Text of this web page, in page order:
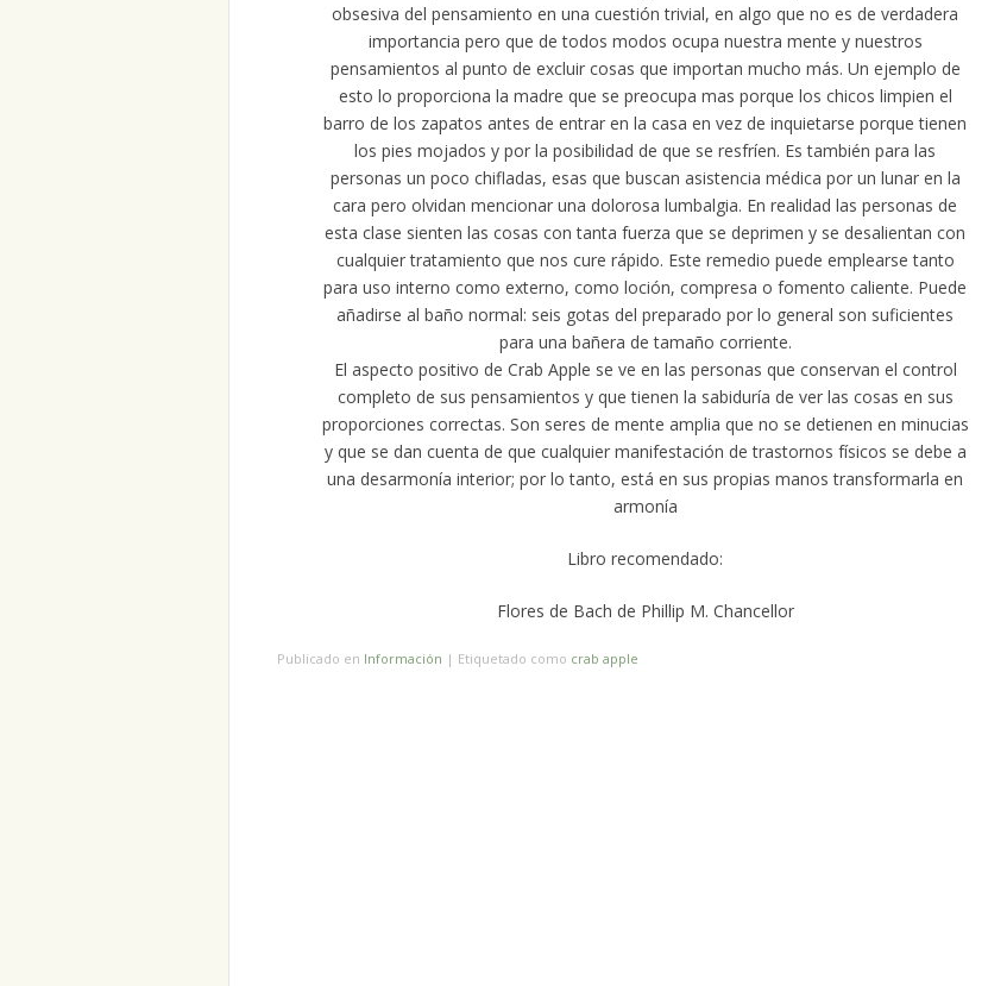
obsesiva del pensamiento en una cuestión trivial, en algo que no es de verdadera
importancia pero que de todos modos ocupa nuestra mente y nuestros
pensamientos al punto de excluir cosas que importan mucho más. Un ejemplo de
esto lo proporciona la madre que se preocupa mas porque los chicos limpien el
barro de los zapatos antes de entrar en la casa en vez de inquietarse porque tienen
los pies mojados y por la posibilidad de que se resfríen. Es también para las
personas un poco chifladas, esas que buscan asistencia médica por un lunar en la
cara pero olvidan mencionar una dolorosa lumbalgia. En realidad las personas de
esta clase sienten las cosas con tanta fuerza que se deprimen y se desalientan con
cualquier tratamiento que nos cure rápido. Este remedio puede emplearse tanto
para uso interno como externo, como loción, compresa o fomento caliente. Puede
añadirse al baño normal: seis gotas del preparado por lo general son suficientes
para una bañera de tamaño corriente.
El aspecto positivo de Crab Apple se ve en las personas que conservan el control
completo de sus pensamientos y que tienen la sabiduría de ver las cosas en sus
proporciones correctas. Son seres de mente amplia que no se detienen en minucias
y que se dan cuenta de que cualquier manifestación de trastornos físicos se debe a
una desarmonía interior; por lo tanto, está en sus propias manos transformarla en
armonía
Libro recomendado:
Flores de Bach de Phillip M. Chancellor
Publicado en Información | Etiquetado como crab apple